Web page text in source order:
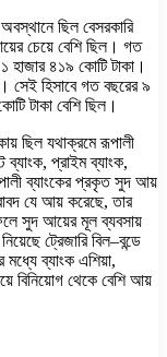
ছিল বেসরকারি
চেয়ে বেশি ছিল। গত
হাজার ৪১৯ কোটি টাকা।
হিসাবে গত বছরের ৯
টাকা বেশি ছিল।
ছিল যথাক্রমে রূপালী
ব্যাংক, প্রাইম ব্যাংক,
ব্যাংকের প্রকৃত সুদ আয়
যে আয় করেছে, তার
সুদ আয়ের মূল ব্যবসায়
ট্রেজারি বিল–বন্ডে
ব্যাংক এশিয়া,
বিনিয়োগ থেকে বেশি আয়